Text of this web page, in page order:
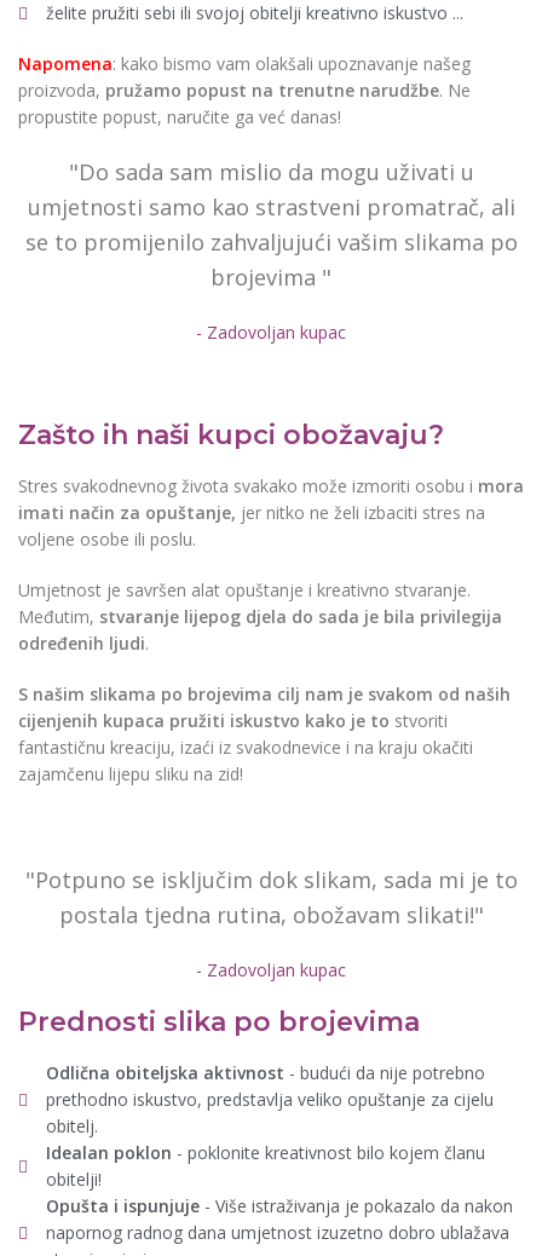
želite pružiti sebi ili svojoj obitelji kreativno iskustvo ...
Napomena: kako bismo vam olakšali upoznavanje našeg
proizvoda, pružamo popust na trenutne narudžbe. Ne
propustite popust, naručite ga već danas!
"Do sada sam mislio da mogu uživati u
umjetnosti samo kao strastveni promatrač, ali
se to promijenilo zahvaljujući vašim slikama po
brojevima "
- Zadovoljan kupac
Zašto ih naši kupci obožavaju?
Stres svakodnevnog života svakako može izmoriti osobu i mora
imati način za opuštanje, jer nitko ne želi izbaciti stres na
voljene osobe ili poslu.
Umjetnost je savršen alat opuštanje i kreativno stvaranje.
Međutim, stvaranje lijepog djela do sada je bila privilegija
određenih ljudi.
S našim slikama po brojevima cilj nam je svakom od naših
cijenjenih kupaca pružiti iskustvo kako je to stvoriti
fantastičnu kreaciju, izaći iz svakodnevice i na kraju okačiti
zajamčenu lijepu sliku na zid!
"Potpuno se isključim dok slikam, sada mi je to
postala tjedna rutina, obožavam slikati!"
- Zadovoljan kupac
Prednosti slika po brojevima
Odlična obiteljska aktivnost - budući da nije potrebno
prethodno iskustvo, predstavlja veliko opuštanje za cijelu
obitelj.
Idealan poklon - poklonite kreativnost bilo kojem članu
obitelji!
Opušta i ispunjuje- Više istraživanja je pokazalo da nakon
napornog radnog dana umjetnost izuzetno dobro ublažava